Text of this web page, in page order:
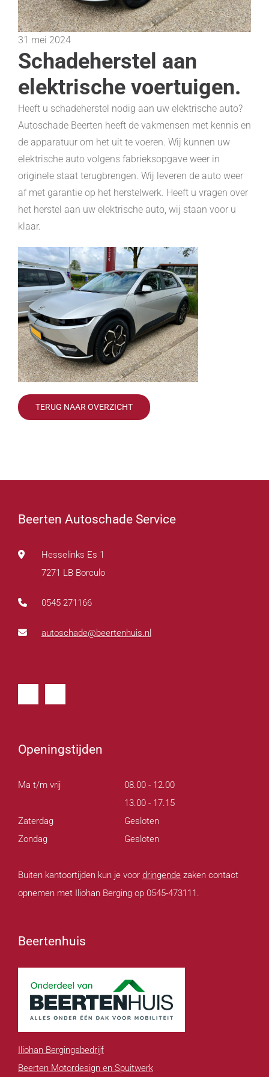
31 mei 2024
Schadeherstel aan
elektrische voertuigen.
Heeft u schadeherstel nodig aan uw elektrische auto?
Autoschade Beerten heeft de vakmensen met kennis en
de apparatuur om het uit te voeren. Wij kunnen uw
elektrische auto volgens fabrieksopgave weer in
originele staat terugbrengen. Wij leveren de auto weer
af met garantie op het herstelwerk. Heeft u vragen over
het herstel aan uw elektrische auto, wij staan voor u
klaar.
TERUG NAAR OVERZICHT
Beerten Autoschade Service
Hesselinks Es 1
7271 LB Borculo
0545 271166
autoschade@beertenhuis.nl
Openingstijden
Ma t/m vrij
08.00 - 12.00
13.00 - 17.15
Zaterdag
Gesloten
Zondag
Gesloten
Buiten kantoortijden kun je voor dringende zaken contact
opnemen met Iliohan Berging op 0545-473111.
Beertenhuis
Iliohan Bergingsbedrijf
Beerten Motordesign en Spuitwerk